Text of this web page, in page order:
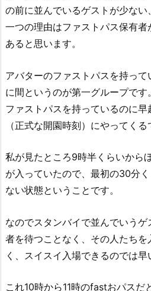
の前に並んでいるゲストが少ない
一つの理由はファストパス保有
あると思います。
アバターのファストパスを持っ
に間というのが第一グループです
ファストパスを持っているのに
（正式な開園時刻）にやってくる
私が見たところ9時半くらいから
が入っていたので、最初の30分
ない状態ということです。
なのでスタンバイで並んでいう
者を待つことなく、その人たち
く、スイスイ入場できるのでは早
これ10時から11時のfastおパスだ